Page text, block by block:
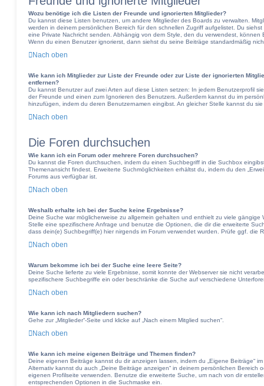
Wozu benötige ich die Listen der Freunde und ignorierten Mitglieder?
Du kannst diese Listen benutzen, um andere Mitglieder des Boards zu verwalten.
werden in deinem persönlichen Bereich für den schnellen Zugriff aufgelistet. Du
eine Private Nachricht senden. Abhängig von dem Style, den du verwendest,
Wenn du einen Benutzer ignorierst, dann siehst du seine Beiträge standardmäßig
Nach oben
Wie kann ich Mitglieder zur Liste der Freunde oder zur Liste der ignorierten
entfernen?
Du kannst Benutzer auf zwei Arten auf diese Listen setzen: In jedem Benutzerprofil
der Freunde und einen zum Ignorieren des Benutzers. Außerdem kannst du im
hinzufügen, indem du deren Benutzernamen eingibst. An gleicher Stelle kannst du
Nach oben
Die Foren durchsuchen
Wie kann ich ein Forum oder mehrere Foren durchsuchen?
Du kannst die Foren durchsuchen, indem du einen Suchbegriff in die Suchbox
Themenansicht findest. Erweiterte Suchmöglichkeiten erhältst du, indem du den
Forums aus verfügbar ist.
Nach oben
Weshalb erhalte ich bei der Suche keine Ergebnisse?
Deine Suche war möglicherweise zu allgemein gehalten und enthielt zu viele gängige
Stelle eine spezifischere Anfrage und benutze die Optionen, die dir die erweiterte
dass dein(e) Suchbegriff(e) hier nirgends im Forum verwendet wurden. Prüfe ggf. die
Nach oben
Warum bekomme ich bei der Suche eine leere Seite?
Deine Suche lieferte zu viele Ergebnisse, somit konnte der Webserver sie nicht
spezifischere Suchbegriffe ein oder beschränke die Suche auf verschiedene
Nach oben
Wie kann ich nach Mitgliedern suchen?
Gehe zur „Mitglieder“-Seite und klicke auf „Nach einem Mitglied suchen“.
Nach oben
Wie kann ich meine eigenen Beiträge und Themen finden?
Deine eigenen Beiträge kannst du dir anzeigen lassen, indem du „Eigene Beiträge“
Alternativ kannst du auch „Deine Beiträge anzeigen“ in deinem persönlichen Bereich
eigenen Profilseite verwenden. Benutze die erweiterte Suche, um nach von dir
entsprechenden Optionen in die Suchmaske ein.